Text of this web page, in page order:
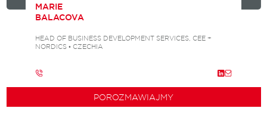
MARIE
BALACOVA
HEAD OF BUSINESS DEVELOPMENT SERVICES, CEE +
NORDICS • CZECHIA
POROZMAWIAJMY